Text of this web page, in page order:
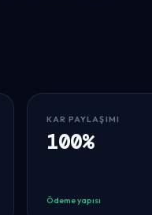
KAR PAYLAŞIMI
100%
Ödeme yapısı